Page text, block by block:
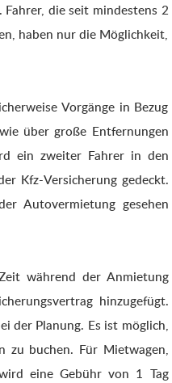
die seit mindestens 2
haben nur die Möglichkeit,
Vorgänge in Bezug
über große Entfernungen
ein zweiter Fahrer in den
Kfz-Versicherung gedeckt.
Autovermietung gesehen
während der Anmietung
hinzugefügt.
der Planung. Es ist möglich,
zu buchen. Für Mietwagen,
eine Gebühr von 1 Tag